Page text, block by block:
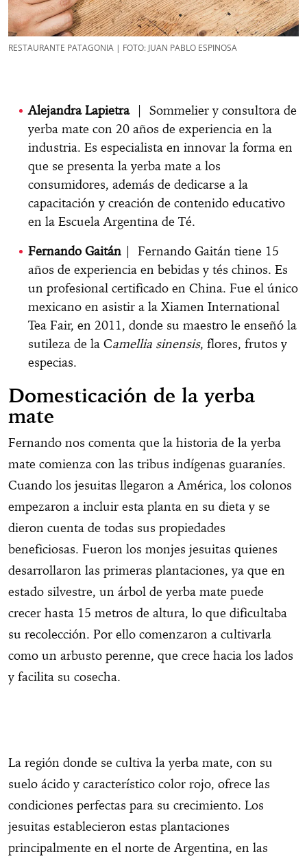
RESTAURANTE PATAGONIA | FOTO: JUAN PABLO ESPINOSA
Alejandra Lapietra | Sommelier y consultora de
yerba mate con 20 años de experiencia en la
industria. Es especialista en innovar la forma en
que se presenta la yerba mate a los
consumidores, además de dedicarse a la
capacitación y creación de contenido educativo
en la Escuela Argentina de Té.
Fernando Gaitán | Fernando Gaitán tiene 15
años de experiencia en bebidas y tés chinos. Es
un profesional certificado en China. Fue el único
mexicano en asistir a la Xiamen International
Tea Fair, en 2011, donde su maestro le enseñó la
sutileza de la Camellia sinensis, flores, frutos y
especias.
Domesticación de la yerba
mate
Fernando nos comenta que la historia de la yerba
mate comienza con las tribus indígenas guaraníes.
Cuando los jesuitas llegaron a América, los colonos
empezaron a incluir esta planta en su dieta y se
dieron cuenta de todas sus propiedades
beneficiosas. Fueron los monjes jesuitas quienes
desarrollaron las primeras plantaciones, ya que en
estado silvestre, un árbol de yerba mate puede
crecer hasta 15 metros de altura, lo que dificultaba
su recolección. Por ello comenzaron a cultivarla
como un arbusto perenne, que crece hacia los lados
y facilita su cosecha.
La región donde se cultiva la yerba mate, con su
suelo ácido y característico color rojo, ofrece las
condiciones perfectas para su crecimiento. Los
jesuitas establecieron estas plantaciones
principalmente en el norte de Argentina, en las